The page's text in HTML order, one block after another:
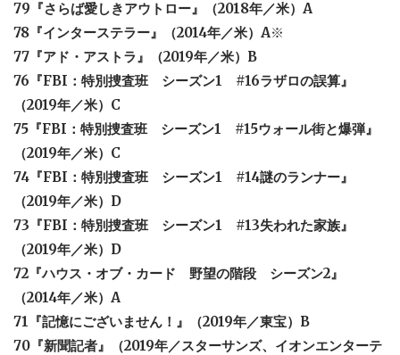
79『さらば愛しきアウトロー』（2018年／米）A
78『インターステラー』（2014年／米）A※
77『アド・アストラ』（2019年／米）B
76『FBI：特別捜査班 シーズン1 #16ラザロの誤算』
（2019年／米）C
75『FBI：特別捜査班 シーズン1 #15ウォール街と爆弾』
（2019年／米）C
74『FBI：特別捜査班 シーズン1 #14謎のランナー』
（2019年／米）D
73『FBI：特別捜査班 シーズン1 #13失われた家族』
（2019年／米）D
72『ハウス・オブ・カード 野望の階段 シーズン2』
（2014年／米）A
71『記憶にございません！』（2019年／東宝）B
70『新聞記者』（2019年／スターサンズ、イオンエンターテ